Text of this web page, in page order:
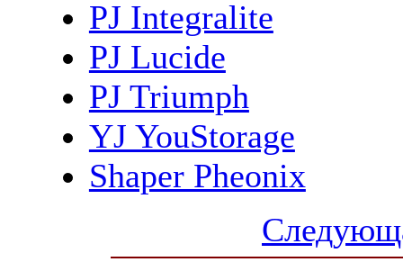
PJ Integralite
PJ Lucide
PJ Triumph
YJ YouStorage
Shaper Pheonix